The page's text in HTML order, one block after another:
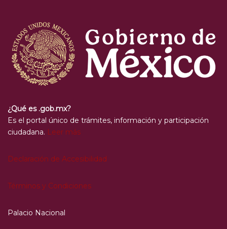
¿Qué es .gob.mx?
Es el portal único de trámites, información y participación
ciudadana. Leer más
Declaración de Accesibilidad
Términos y Condiciones
Palacio Nacional